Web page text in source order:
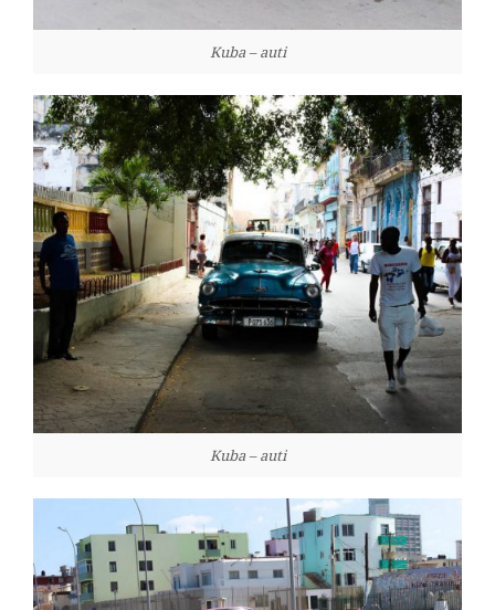
Kuba – auti
Kuba – auti